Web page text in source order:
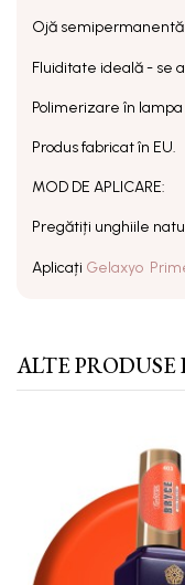
Ojă semipermanentă
Fluiditate ideală - se
Polimerizare în lampa
Produs fabricat în EU.
MOD DE APLICARE:
Pregătiți unghiile
Aplicați Gelaxyo
ALTE